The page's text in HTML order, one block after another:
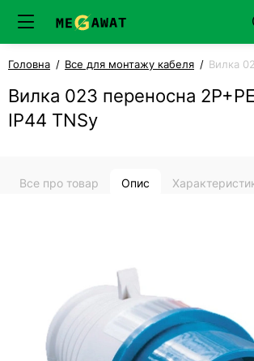
Головна Все для монтажу кабеля Вилка
Вилка 023 переносна
IP44 TNSy
Все про товар Опис